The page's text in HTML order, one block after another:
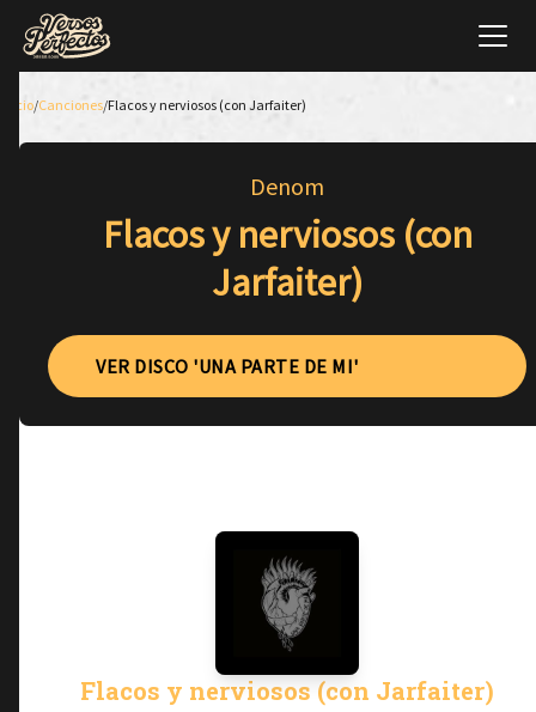
Inicio/Canciones/Flacos y nerviosos (con Jarfaiter)
Denom
Flacos y nerviosos (con
Jarfaiter)
VER DISCO 'UNA PARTE DE MI'
Flacos y nerviosos (con Jarfaiter)